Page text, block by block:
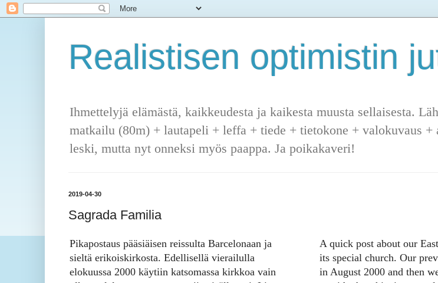
Realistisen optimistin
Ihmettelyjä elämästä, kaikkeudesta ja kaikesta muusta sellaisesta.
matkailu (80m) + lautapeli + leffa + tiede + tietokone + valokuvaus
leski, mutta nyt onneksi myös paappa. Ja poikakaveri!
2019-04-30
Sagrada Familia
Pikapostaus pääsiäisen reissulta Barcelonaan ja
sieltä erikoiskirkosta. Edellisellä vierailulla
elokuussa 2000 käytiin katsomassa kirkkoa vain
A quick post about our
its special church. Our
in August 2000 and then